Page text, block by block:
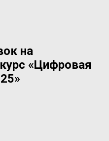
на
«Цифровая